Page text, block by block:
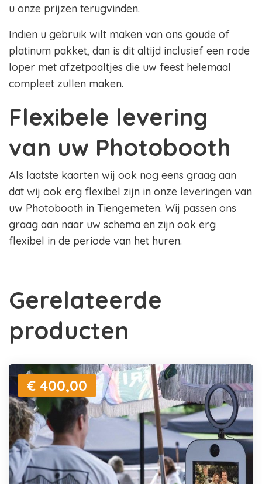
u onze prijzen terugvinden.
Indien u gebruik wilt maken van ons goude of
platinum pakket, dan is dit altijd inclusief een rode
loper met afzetpaaltjes die uw feest helemaal
compleet zullen maken.
Flexibele levering
van uw Photobooth
Als laatste kaarten wij ook nog eens graag aan
dat wij ook erg flexibel zijn in onze leveringen van
uw Photobooth in Tiengemeten. Wij passen ons
graag aan naar uw schema en zijn ook erg
flexibel in de periode van het huren.
Gerelateerde
producten
€ 400,00